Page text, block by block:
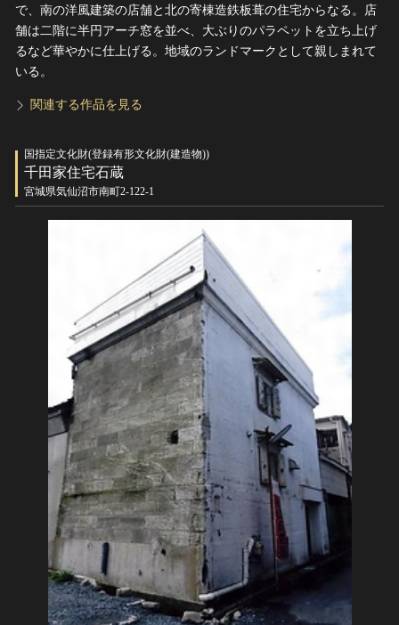
で、南の洋風建築の店舗と北の寄棟造鉄板葺の住宅からなる。店
舗は二階に半円アーチ窓を並べ、大ぶりのパラペットを立ち上げ
るなど華やかに仕上げる。地域のランドマークとして親しまれて
いる。
関連する作品を見る
国指定文化財(登録有形文化財(建造物))
千田家住宅石蔵
宮城県気仙沼市南町2-122-1